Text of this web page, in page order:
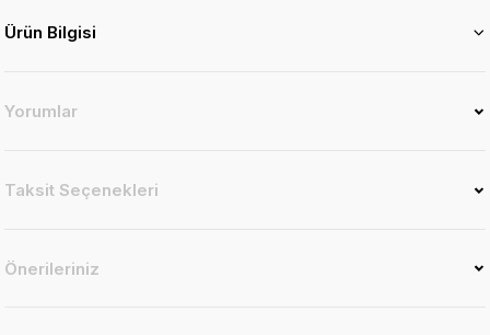
Ürün Bilgisi
Yorumlar
Taksit Seçenekleri
Önerileriniz